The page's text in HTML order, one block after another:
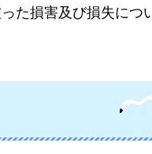
た損害及び損失につ